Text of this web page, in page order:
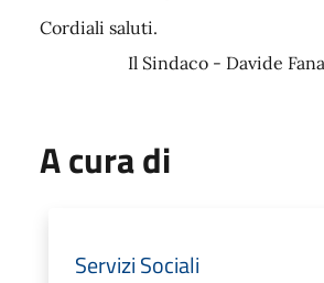
Cordiali saluti.
Il Sindaco - Davide
A cura di
Servizi Sociali